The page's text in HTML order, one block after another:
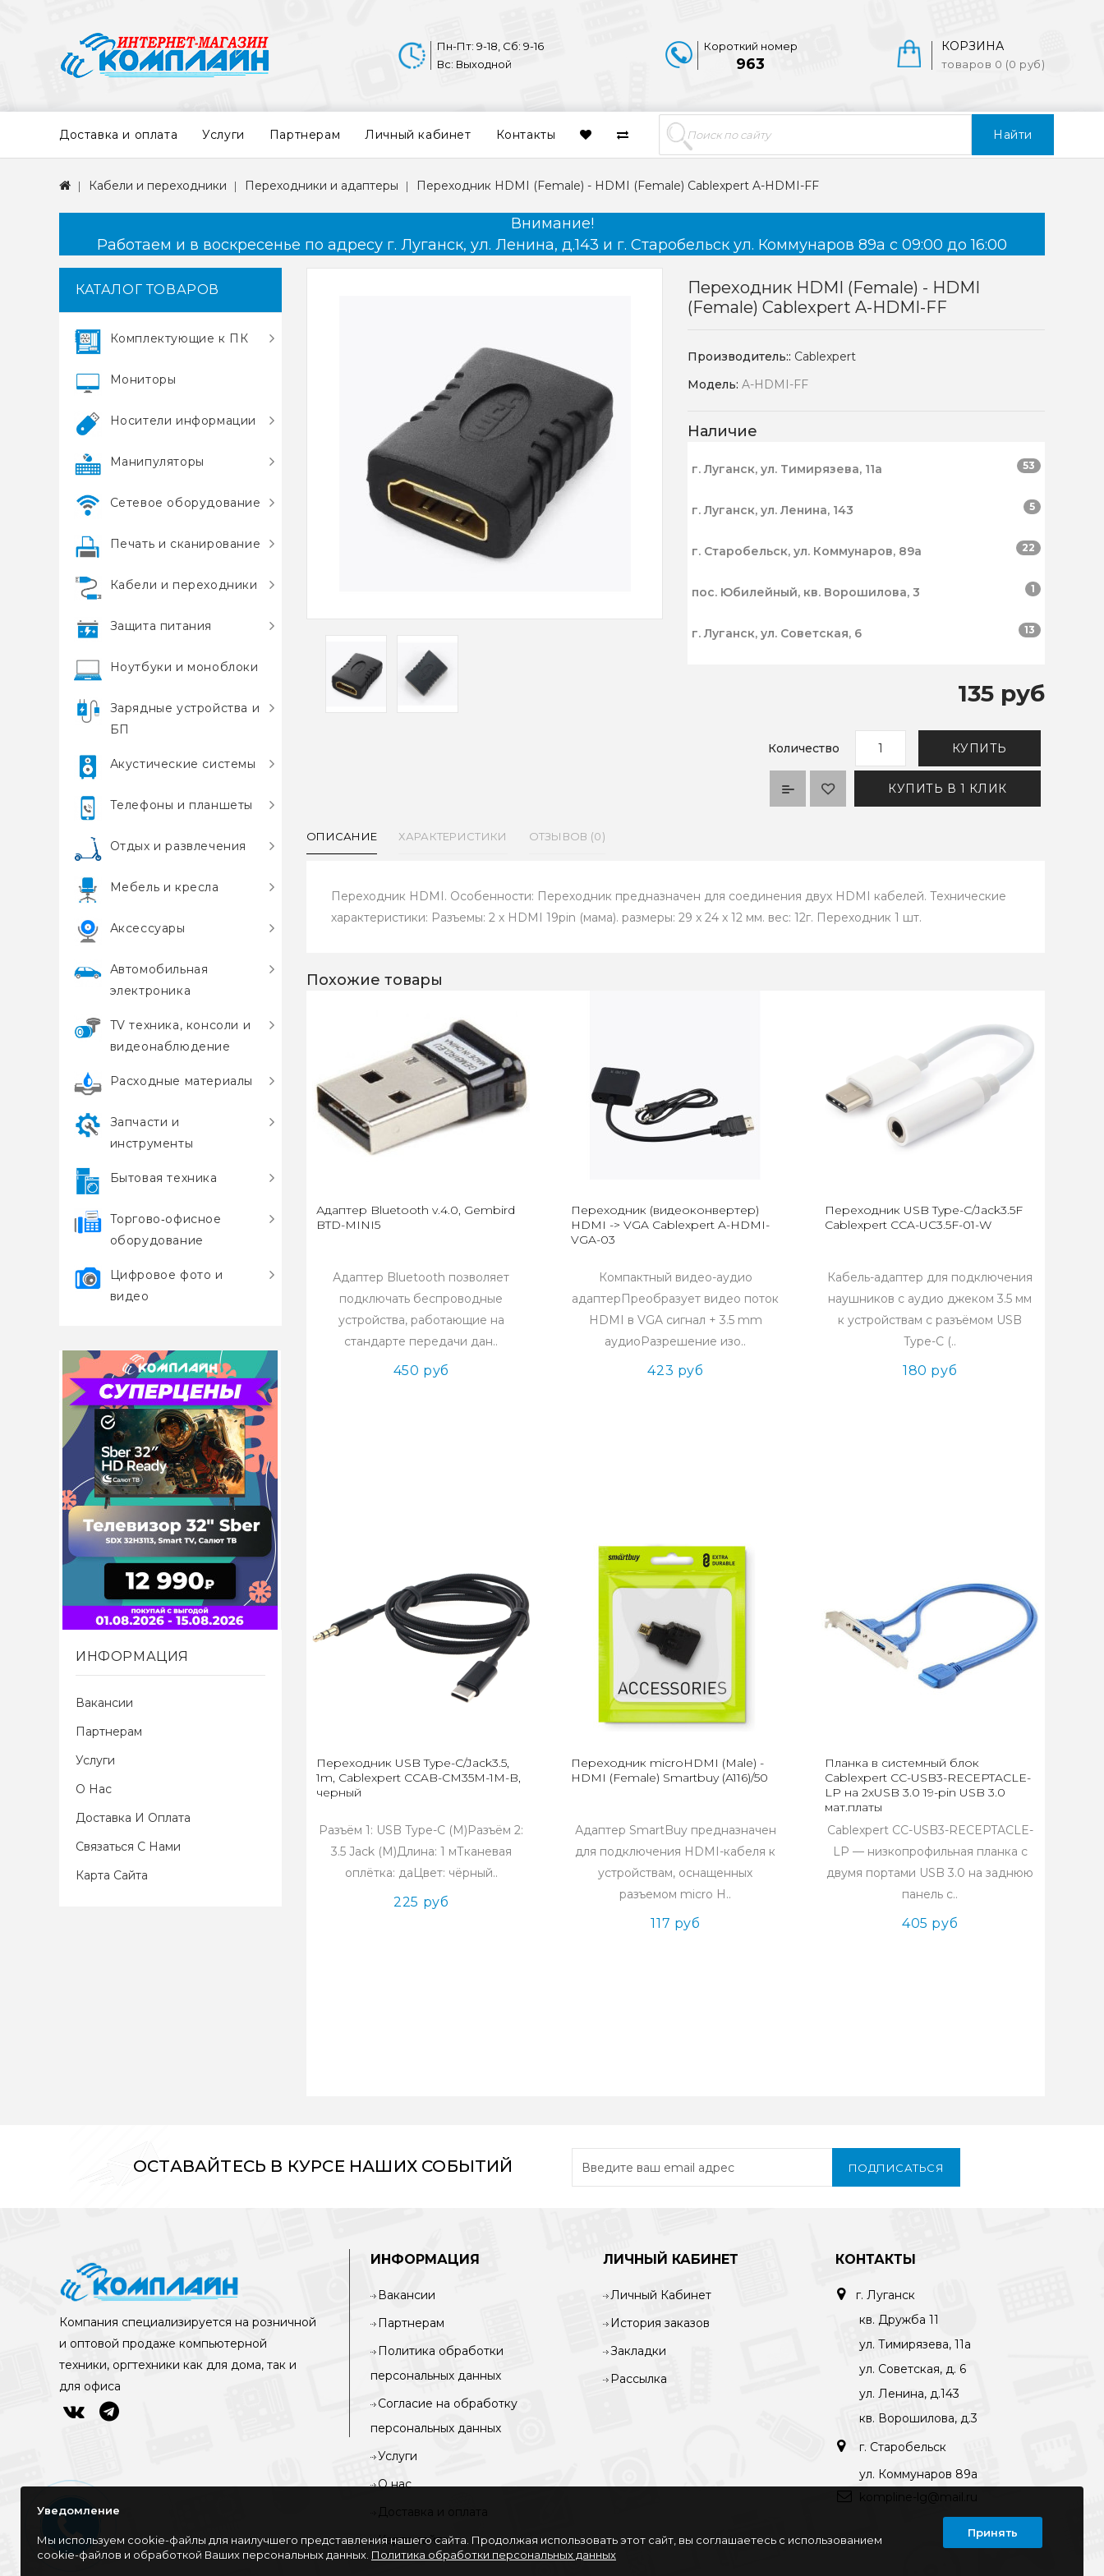
Найти
КОРЗИНА
товаров 0 (0 руб)
Короткий номер
963
Пн-Пт: 9-18, Сб: 9-16
Вс: Выходной
Доставка и оплата Услуги Партнерам Личный кабинет Контакты
Кабели и переходники Переходники и адаптеры Переходник HDMI (Female) - HDMI (Female) Cablexpert A-HDMI-FF
Внимание!
Работаем и в воскресенье по адресу г. Луганск, ул. Ленина, д.143 и г. Старобельск ул. Коммунаров 89а с 09:00 до 16:00
КАТАЛОГ ТОВАРОВ
Комплектующие к ПК
Мониторы
Носители информации
Манипуляторы
Сетевое оборудование
Печать и сканирование
Кабели и переходники
Защита питания
Ноутбуки и моноблоки
Зарядные устройства и
БП
Акустические системы
Телефоны и планшеты
Отдых и развлечения
Мебель и кресла
Аксессуары
Автомобильная
электроника
TV техника, консоли и
видеонаблюдение
Расходные материалы
Запчасти и
инструменты
Бытовая техника
Торгово‑офисное
оборудование
Цифровое фото и
видео
ИНФОРМАЦИЯ
Вакансии
Партнерам
Услуги
О Нас
Доставка И Оплата
Связаться С Нами
Карта Сайта
Переходник HDMI (Female) - HDMI
(Female) Cablexpert A-HDMI-FF
Производитель:: Cablexpert
Модель:A-HDMI-FF
Наличие
г. Луганск, ул. Тимирязева, 11а 53
г. Луганск, ул. Ленина, 143 5
г. Старобельск, ул. Коммунаров, 89а 22
пос. Юбилейный, кв. Ворошилова, 3 1
г. Луганск, ул. Советская, 6 13
135 руб
Количество КУПИТЬ
КУПИТЬ В 1 КЛИК
ОПИСАНИЕ ХАРАКТЕРИСТИКИ ОТЗЫВОВ (0)
Переходник HDMI. Особенности: Переходник предназначен для соединения двух HDMI кабелей. Технические
характеристики: Разъемы: 2 х HDMI 19pin (мама). размеры: 29 x 24 x 12 мм. вес: 12г. Переходник 1 шт.
Похожие товары
Адаптер Bluetooth v.4.0, Gembird
BTD-MINI5
Адаптер Bluetooth позволяет
подключать беспроводные
устройства, работающие на
стандарте передачи дан..
450 руб
Переходник (видеоконвертер)
HDMI -> VGA Cablexpert A-HDMI-
VGA-03
Компактный видео-аудио
адаптерПреобразует видео поток
HDMI в VGA сигнал + 3.5 mm
аудиоРазрешение изо..
423 руб
Переходник USB Type-C/Jack3.5F
Cablexpert CCA-UC3.5F-01-W
Кабель-адаптер для подключения
наушников с аудио джеком 3.5 мм
к устройствам с разъёмом USB
Type-C (..
180 руб
Переходник USB Type-C/Jack3.5,
1m, Cablexpert CCAB-CM35M-1M-B,
черный
Разъём 1: USB Type-C (M)Разъём 2:
3.5 Jack (M)Длина: 1 мТканевая
оплётка: даЦвет: чёрный..
225 руб
Переходник microHDMI (Male) -
HDMI (Female) Smartbuy (A116)/50
Адаптер SmartBuy предназначен
для подключения HDMI-кабеля к
устройствам, оснащенных
разъемом micro H..
117 руб
Планка в системный блок
Cablexpert CC-USB3-RECEPTACLE-
LP на 2xUSB 3.0 19-pin USB 3.0
мат.платы
Cablexpert CC-USB3-RECEPTACLE-
LP — низкопрофильная планка с
двумя портами USB 3.0 на заднюю
панель с..
405 руб
ОСТАВАЙТЕСЬ В КУРСЕ НАШИХ СОБЫТИЙ ПОДПИСАТЬСЯ
Компания специализируется на розничной
и оптовой продаже компьютерной
техники, оргтехники как для дома, так и
для офиса
ИНФОРМАЦИЯ
Вакансии
Партнерам
Политика обработки
персональных данных
Согласие на обработку
персональных данных
Услуги
О нас
Доставка и оплата
Карта сайта
ЛИЧНЫЙ КАБИНЕТ
Личный Кабинет
История заказов
Закладки
Рассылка
КОНТАКТЫ
г. Луганск
кв. Дружба 11
ул. Тимирязева, 11а
ул. Советская, д. 6
ул. Ленина, д.143
кв. Ворошилова, д.3
г. Старобельск
ул. Коммунаров 89а
kompline-lg@mail.ru
Уведомление
Мы используем cookie-файлы для наилучшего представления нашего сайта. Продолжая использовать этот сайт, вы соглашаетесь с использованием
cookie-файлов и обработкой Ваших персональных данных. Политика обработки персональных данных
Принять